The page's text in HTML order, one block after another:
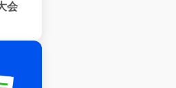
会